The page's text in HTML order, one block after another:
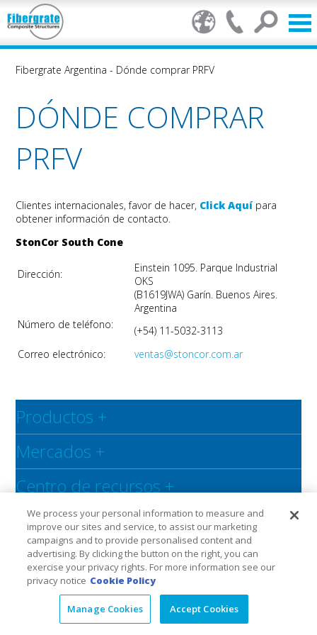
Fibergrate Argentina - Dónde comprar PRFV
DÓNDE COMPRAR
PRFV
Clientes internacionales, favor de hacer, Click Aquípara
obtener información de contacto.
StonCor South Cone
Dirección:
Einstein 1095. Parque Industrial
OKS
(B1619JWA) Garín. Buenos Aires.
Argentina
Número de teléfono:
(+54) 11-5032-3113
Correo electrónico:
ventas@stoncor.com.ar
Productos +
Mercados +
Centro de recursos +
Social+
Legal Privacy Policy Warranty
We process your personal information to measure and
improve our sites and service, to assist our marketing
campaigns and to provide personalised content and
advertising. By clicking the button on the right, you can
exercise your privacy rights. For more information see our
privacy notice Cookie Policy
Manage Cookies Accept Cookies